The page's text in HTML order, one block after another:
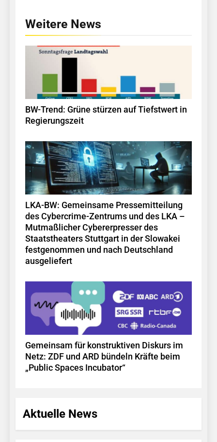
Weitere News
BW-Trend: Grüne stürzen auf Tiefstwert in
Regierungszeit
LKA-BW: Gemeinsame Pressemitteilung
des Cybercrime-Zentrums und des LKA –
Mutmaßlicher Cybererpresser des
Staatstheaters Stuttgart in der Slowakei
festgenommen und nach Deutschland
ausgeliefert
Gemeinsam für konstruktiven Diskurs im
Netz: ZDF und ARD bündeln Kräfte beim
„Public Spaces Incubator“
Aktuelle News